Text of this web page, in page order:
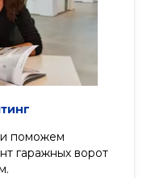
поможем
гаражных ворот